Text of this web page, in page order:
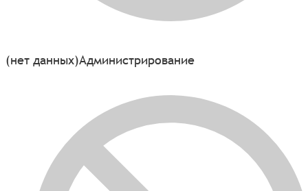
(нет данных)Администрирование